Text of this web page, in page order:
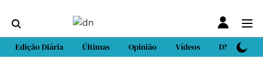
Edição Diária Últimas Opinião Vídeos DN Sport